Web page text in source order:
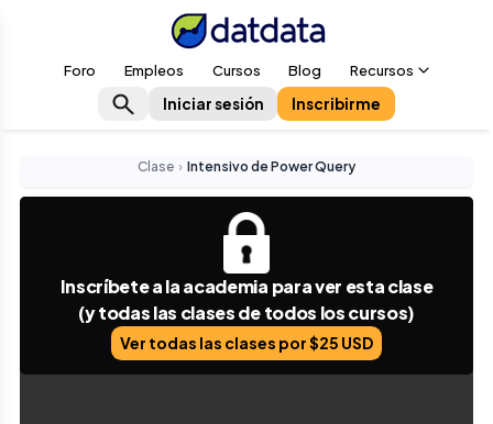
Foro Empleos Cursos Blog Recursos
Iniciar sesión Inscribirme
Clase › Intensivo de Power Query
Inscríbete a la academia para ver esta clase
(y todas las clases de todos los cursos)
Ver todas las clases por $25 USD